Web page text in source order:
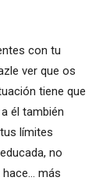
con tu
ver que os
tiene que
él también
límites
no
más